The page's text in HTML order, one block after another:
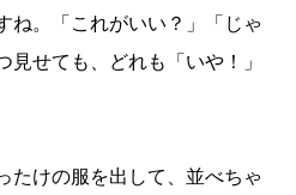
ね。「これがいい？」「じゃ
せても、どれも「いや！」
たけの服を出して、並べちゃ